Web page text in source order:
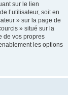
sur le lien
l’utilisateur, soit en
» sur la page de
» situé sur la
de vos propres
les options